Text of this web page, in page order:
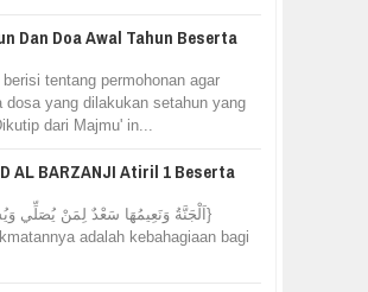
Dan Doa Awal Tahun Beserta
tentang permohonan agar
dosa yang dilakukan setahun yang
dari Majmu' in...
AL BARZANJI Atiril 1 Beserta
adalah kebahagiaan bagi